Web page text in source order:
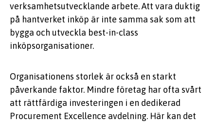
verksamhetsutvecklande arbete. Att vara duktig
på hantverket inköp är inte samma sak som att
bygga och utveckla best-in-class
inköpsorganisationer.
Organisationens storlek är också en starkt
påverkande faktor. Mindre företag har ofta svårt
att rättfärdiga investeringen i en dedikerad
Procurement Excellence avdelning. Här kan det